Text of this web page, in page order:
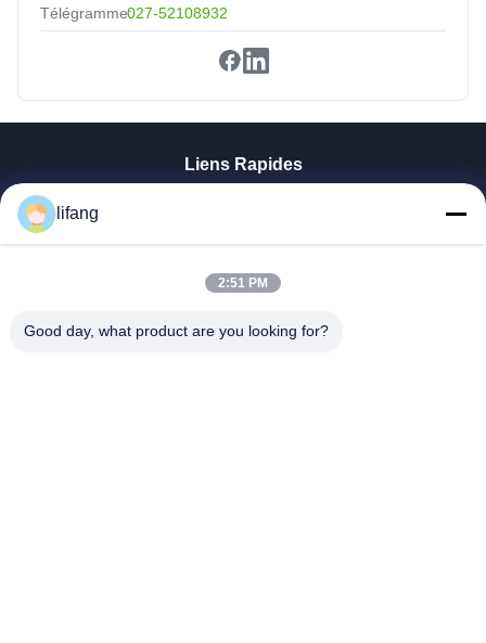
Télégramme:027-52108932
Liens Rapides
Visite D'usine
Contact
lifang
2:51 PM
Good day, what product are you looking for?